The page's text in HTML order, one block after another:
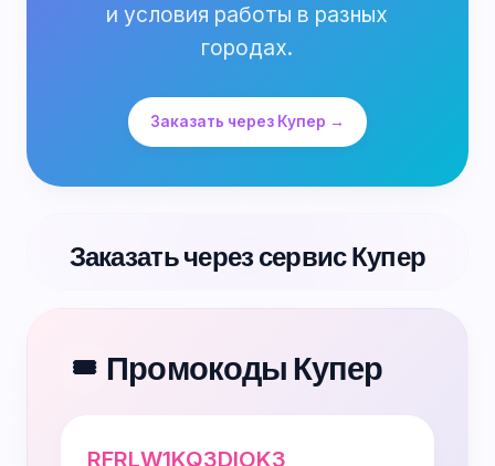
и условия работы в разных
городах.
Заказать через Купер →
Заказать через сервис Купер
🎟️ Промокоды Купер
RFRLW1KQ3DIOK3